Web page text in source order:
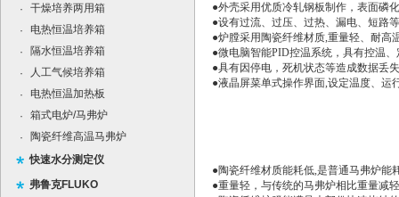
·
干燥培养两用箱
·
电热恒温培养箱
·
隔水恒温培养箱
·
人工气候培养箱
·
电热恒温加热板
·
箱式电炉/马弗炉
·
陶瓷纤维高温马弗炉
快速水分测定仪
弗鲁克FLUKO
●外壳采用优质冷轧钢板制作，表面磷
●设有过流、过压、过热、漏电、短路
●炉膛采用陶瓷纤维材质,重量轻、耐高
●微电脑智能PID控温系统，具有控温
●具有因停电，死机状态等造成数据丢
●液晶屏菜单式操作界面,设定温度、运
●陶瓷纤维材质能耗低,是普通马弗炉能
●重量轻，与传统的马弗炉相比重量减轻